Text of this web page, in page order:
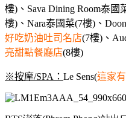
樓)、Sava Dining Room泰國
樓)、Nara泰國菜(7樓)、
好吃奶油吐司名店(7樓)、
亮甜點餐廳店(8樓)
※按摩/SPA： Le Sens(這家